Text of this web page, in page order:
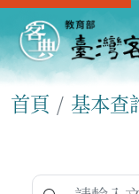
首頁 基本查